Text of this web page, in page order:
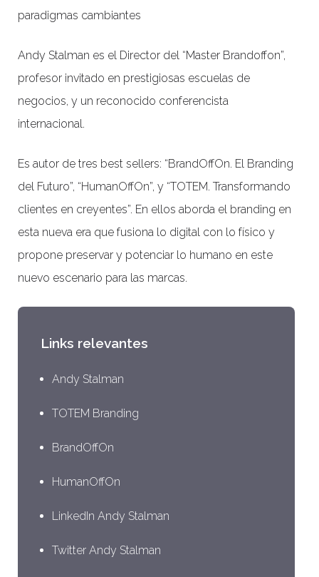
paradigmas cambiantes
Andy Stalman es el Director del “Master Brandoffon”,
profesor invitado en prestigiosas escuelas de
negocios, y un reconocido conferencista
internacional.
Es autor de tres best sellers: “BrandOffOn. El Branding
del Futuro”, “HumanOffOn”, y “TOTEM. Transformando
clientes en creyentes”. En ellos aborda el branding en
esta nueva era que fusiona lo digital con lo físico y
propone preservar y potenciar lo humano en este
nuevo escenario para las marcas.
Links relevantes
Andy Stalman
TOTEM Branding
BrandOffOn
HumanOffOn
LinkedIn Andy Stalman
Twitter Andy Stalman